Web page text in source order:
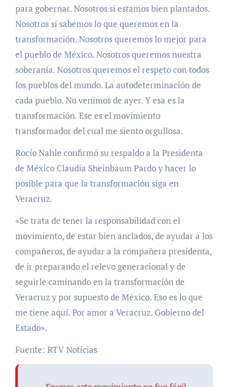
para gobernar. Nosotros sí estamos bien plantados.
Nosotros sí sabemos lo que queremos en la
transformación. Nosotros queremos lo mejor para
el pueblo de México. Nosotros queremos nuestra
soberanía. Nosotros queremos el respeto con todos
los pueblos del mundo. La autodeterminación de
cada pueblo. No venimos de ayer. Y esa es la
transformación. Ese es el movimiento
transformador del cual me siento orgullosa.
Rocío Nahle confirmó su respaldo a la Presidenta
de México Claudia Sheinbaum Pardo y hacer lo
posible para que la transformación siga en
Veracruz.
«Se trata de tener la responsabilidad con el
movimiento, de estar bien anclados, de ayudar a los
compañeros, de ayudar a la compañera presidenta,
de ir preparando el relevo generacional y de
seguirle caminando en la transformación de
Veracruz y por supuesto de México. Eso es lo que
me tiene aquí. Por amor a Veracruz. Gobierno del
Estado».
Fuente: RTV Noticias